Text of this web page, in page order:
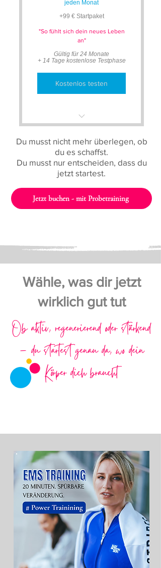
jeden Monat
+99 € Startpaket
"So fühlt sich dein neues Leben
an"
Gültig für 24 Monate
+ 14 Tage kostenlose Testphase
Kostenlos testen
Langfristige Begleitung
Kontinuierliche
Du musst nicht mehr überlegen, ob
du es schaffst.
Du musst nur entscheiden, dass du
jetzt startest.
Jetzt buchen - mit Probetraining
Wähle, was dir jetzt
wirklich gut tut
Ob aktiv, regenerierend oder stärkend
– du startest genau da, wo dein
Körper dich braucht